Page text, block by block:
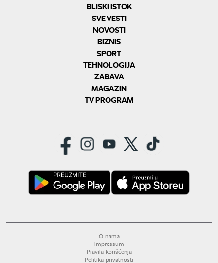
BLISKI ISTOK
SVE VESTI
NOVOSTI
BIZNIS
SPORT
TEHNOLOGIJA
ZABAVA
MAGAZIN
TV PROGRAM
O nama
Impressum
Pravila korišćenja
Politika privatnosti